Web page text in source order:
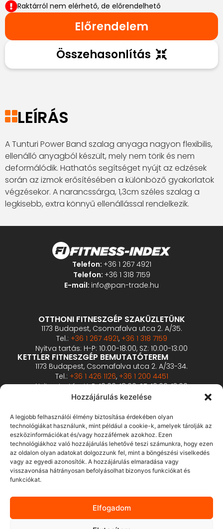
Hozzájárulás kezelése
A legjobb felhasználói élmény biztosítása érdekében olyan
technológiákat használunk, mint például a cookie-k, amelyek tárolják az
eszközinformációkat és/vagy hozzáférnek azokhoz. Ezen
technológiákhoz való hozzájárulás lehetővé teszi számunkra, hogy ezen
az oldalon olyan adatokat dolgozzunk fel, mint a böngészési viselkedés
vagy az egyedi azonosítók. A hozzájárulás elmaradása vagy
visszavonása hátrányosan befolyásolhat bizonyos funkciókat és
funkciókat.
Elfogadom
Raktárról nem elérhető, de előrendelhető
Előrendelem
Összehasonlítás
LEÍRÁS
A Tunturi Power Band szalag anyaga nagyon flexibilis,
ellenálló anyagból készült, mely nem törik és nem
deformálódik. Hathatós segítséget nyújt az edzések
során az izmok erősítésében a különböző gyakorlatok
végzésekor. A narancssárga, 1,3cm széles szalag a
legkisebb, extra könnyű ellenállással rendelkezik.
Telefon: +36 1 267 4921
Telefon: +36 1 318 7159
E-mail: info@pan-trade.hu
OTTHONI FITNESZGÉP SZAKÜZLETÜNK
1173 Budapest, Csomafalva utca 2. A/35.
Tel.: +36 1 267 4921, +36 1 318 7159
Nyitva tartás: H-P: 10:00-18:00, SZ: 10:00-13:00
KETTLER FITNESZGÉP BEMUTATÓTEREM
1173 Budapest, Csomafalva utca 2. A/33-34.
Tel.: +36 1 426 1126, +36 1 200 4451
Nyitva tartás: H-P: 10:00-18:00, SZ: 10:00-13:00
PROFESSZIONÁLIS FITNESZGÉP BEMUTATÓTEREM
2360 Gyál, Vállalkozó u. 12.
Tel.: +36 1 900 0657
Nyitva tartás: előzetes bejelentkezés alapján
ÁSZF
Adatvédelmi tájékoztató
Fizetés és szállítás
GY.I.K.